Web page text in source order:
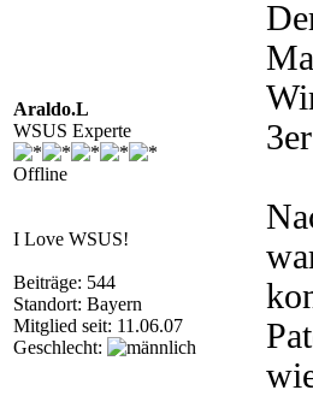
Araldo.L
WSUS Experte
Offline
I Love WSUS!
Beiträge: 544
Standort: Bayern
Mitglied seit: 11.06.07
Geschlecht: